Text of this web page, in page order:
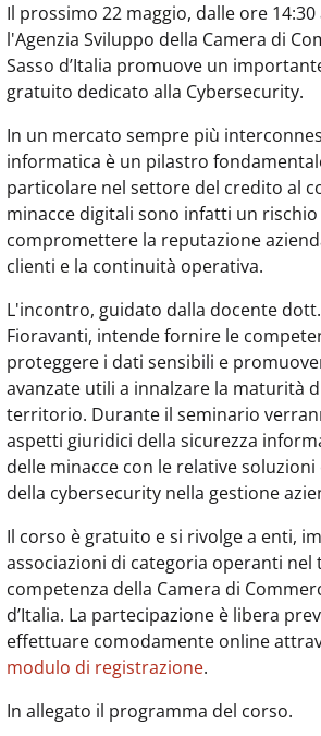
Il prossimo 22 maggio, dalle ore 14:30
l'Agenzia Sviluppo della Camera di
Sasso d’Italia promuove un
gratuito dedicato alla Cybersecurity.
In un mercato sempre più
informatica è un pilastro
particolare nel settore del credito al
minacce digitali sono infatti un
compromettere la reputazione
clienti e la continuità operativa.
L'incontro, guidato dalla docente
Fioravanti, intende fornire le
proteggere i dati sensibili e
avanzate utili a innalzare la maturità
territorio. Durante il seminario
aspetti giuridici della sicurezza
delle minacce con le relative
della cybersecurity nella gestione
Il corso è gratuito e si rivolge a enti,
associazioni di categoria operanti
competenza della Camera di
d’Italia. La partecipazione è libera
effettuare comodamente online
modulo di registrazione.
In allegato il programma del corso.